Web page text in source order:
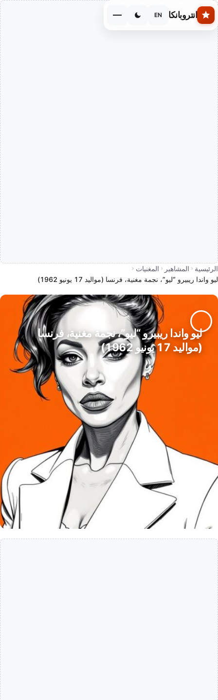
Skip to main content
انتروبانكا EN
الرئيسية المشاهير
المغنيات
ليو واندا ريبيرو “ليو”، نجمة مغنية، فرنسا (مواليد 17 يونيو 1962)
ليو واندا ريبيرو “ليو”، نجمة مغنية، فرنسا
(مواليد 17 يونيو 1962)